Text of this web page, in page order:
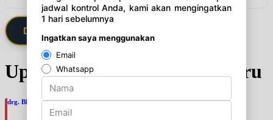
Daftarkan Saya via Member VIP
Update Jadwal Dokter terbaru
drg. Bhunga Ayuningtias, SpPros